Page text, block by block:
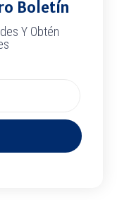
Boletín
Y Obtén